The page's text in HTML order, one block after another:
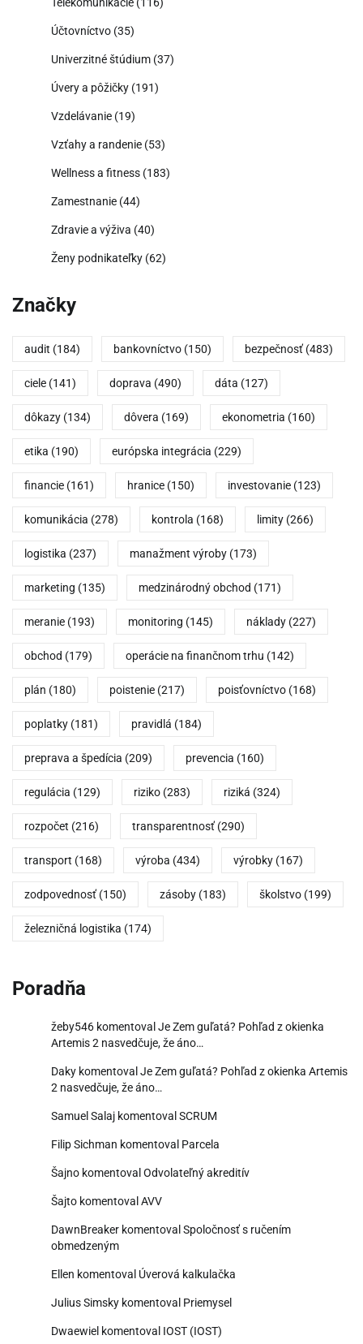
Účtovníctvo (35)
Univerzitné štúdium (37)
Úvery a pôžičky (191)
Vzdelávanie (19)
Vzťahy a randenie (53)
Wellness a fitness (183)
Zamestnanie (44)
Zdravie a výživa (40)
Ženy podnikateľky (62)
Značky
audit (184) bankovníctvo (150) bezpečnosť (483)
ciele (141) doprava (490) dáta (127)
dôkazy (134) dôvera (169) ekonometria (160)
etika (190) európska integrácia (229)
financie (161) hranice (150) investovanie (123)
komunikácia (278) kontrola (168) limity (266)
logistika (237) manažment výroby (173)
marketing (135) medzinárodný obchod (171)
meranie (193) monitoring (145) náklady (227)
obchod (179) operácie na finančnom trhu (142)
plán (180) poistenie (217) poisťovníctvo (168)
poplatky (181) pravidlá (184)
preprava a špedícia (209) prevencia (160)
regulácia (129) riziko (283) riziká (324)
rozpočet (216) transparentnosť (290)
transport (168) výroba (434) výrobky (167)
zodpovednosť (150) zásoby (183) školstvo (199)
železničná logistika (174)
Poradňa
žeby546 komentoval Je Zem guľatá? Pohľad z okienka
Artemis 2 nasvedčuje, že áno…
Daky komentoval Je Zem guľatá? Pohľad z okienka Artemis
2 nasvedčuje, že áno…
Samuel Salaj komentoval SCRUM
Filip Sichman komentoval Parcela
Šajno komentoval Odvolateľný akreditív
Šajto komentoval AVV
DawnBreaker komentoval Spoločnosť s ručením
obmedzeným
Ellen komentoval Úverová kalkulačka
Julius Simsky komentoval Priemysel
Dwaewiel komentoval IOST (IOST)